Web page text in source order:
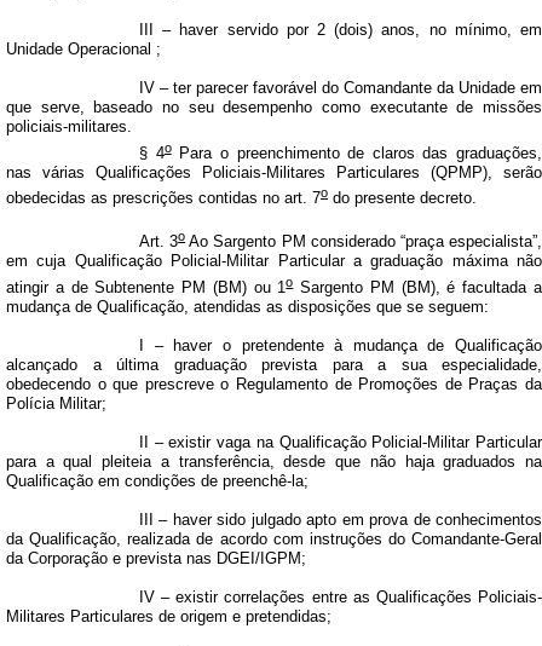
III – haver servido por 2 (dois) anos, no mínimo, em
Unidade Operacional ;
IV – ter parecer favorável do Comandante da Unidade em
que serve, baseado no seu desempenho como executante de missões
policiais-militares.
§ 4oPara o preenchimento de claros das graduações,
nas várias Qualificações Policiais-Militares Particulares (QPMP), serão
obedecidas as prescrições contidas no art. 7o do presente decreto.
Art. 3oAo Sargento PM considerado “praça especialista”,
em cuja Qualificação Policial-MilitarParticular a graduação máxima não
atingir a de Subtenente PM (BM) ou 1oSargento PM (BM), é facultada a
mudança de Qualificação, atendidas as disposições que se seguem:
I – haver o pretendente à mudança de Qualificação
alcançado a última graduação prevista para a sua especialidade,
obedecendo o que prescreve o Regulamento de Promoções de Praças da
Polícia Militar;
II – existir vaga na Qualificação Policial-Militar Particular
para a qual pleiteia a transferência, desde que não haja graduados na
Qualificação em condições de preenchê-la;
III – haver sido julgado apto em prova de conhecimentos
da Qualificação, realizada de acordo com instruções do Comandante-Geral
da Corporação e prevista nas DGEI/IGPM;
IV – existir correlações entre as Qualificações Policiais-
Militares Particulares de origem e pretendidas;